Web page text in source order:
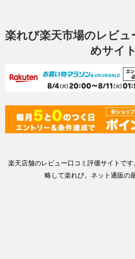
楽れび楽天市場のレビュ
めサイト
楽天店舗のレビュー口コミ評価サイトで
略して楽れび。ネット通販の